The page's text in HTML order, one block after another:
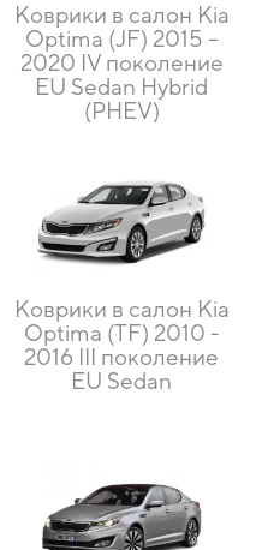
Коврики в салон Kia
Optima (JF) 2015 –
2020 IV поколение
EU Sedan Hybrid
(PHEV)
Коврики в салон Kia
Optima (TF) 2010 -
2016 III поколение
EU Sedan